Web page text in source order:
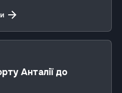
Анталії до